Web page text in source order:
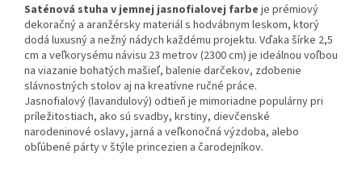
Saténová stuha v jemnej jasnofialovej farbe je prémiový
dekoračný a aranžérsky materiál s hodvábnym leskom, ktorý
dodá luxusný a nežný nádych každému projektu. Vďaka šírke 2,5
cm a veľkorysému návisu 23 metrov (2300 cm) je ideálnou voľbou
na viazanie bohatých mašieľ, balenie darčekov, zdobenie
slávnostných stolov aj na kreatívne ručné práce.
Jasnofialový (lavandulový) odtieň je mimoriadne populárny pri
príležitostiach, ako sú svadby, krstiny, dievčenské
narodeninové oslavy, jarná a veľkonočná výzdoba, alebo
obľúbené párty v štýle princezien a čarodejníkov.